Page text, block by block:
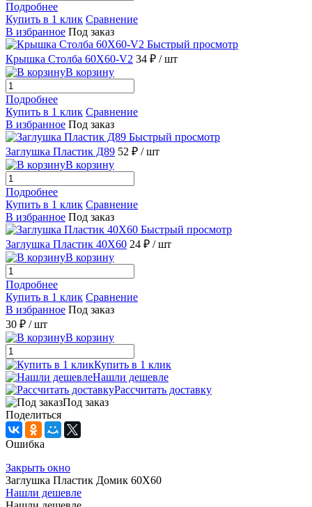
Подробнее
Купить в 1 клик Сравнение
В избранное Под заказ
Быстрый просмотр
Крышка Столба 60X60-V2 34 ₽ / шт
В корзину
Подробнее
Купить в 1 клик Сравнение
В избранное Под заказ
Быстрый просмотр
Заглушка Пластик Д89 52 ₽ / шт
В корзину
Подробнее
Купить в 1 клик Сравнение
В избранное Под заказ
Быстрый просмотр
Заглушка Пластик 40X60 24 ₽ / шт
В корзину
Подробнее
Купить в 1 клик Сравнение
В избранное Под заказ
30 ₽ / шт
В корзину
Купить в 1 клик
Нашли дешевле
Рассчитать доставку
Под заказ
Поделиться
Ошибка
Закрыть окно
Заглушка Пластик Домик 60X60
Нашли дешевле